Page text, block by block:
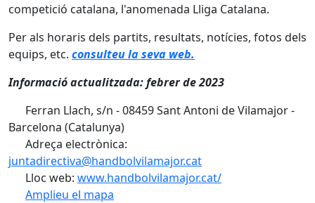
competició catalana, l'anomenada Lliga Catalana.
Per als horaris dels partits, resultats, notícies, fotos dels
equips, etc. consulteu la seva web.
Informació actualitzada: febrer de 2023
Ferran Llach, s/n - 08459 Sant Antoni de Vilamajor -
Barcelona (Catalunya)
Adreça electrònica:
juntadirectiva@handbolvilamajor.cat
Lloc web: www.handbolvilamajor.cat/
Amplieu el mapa